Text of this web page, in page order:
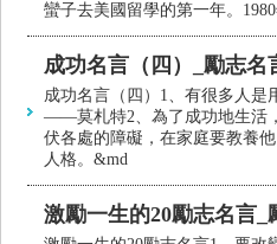
蠻子去美國留學的第一年。1980
成功名言（四）_勵志名
成功名言（四）1、有很多人是
——莫札特2、為了成功地生活
伏各處的障礙，在家庭要教養
人格。&md
激勵一生的20勵志名言_